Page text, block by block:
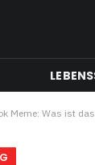
Meme: Was ist